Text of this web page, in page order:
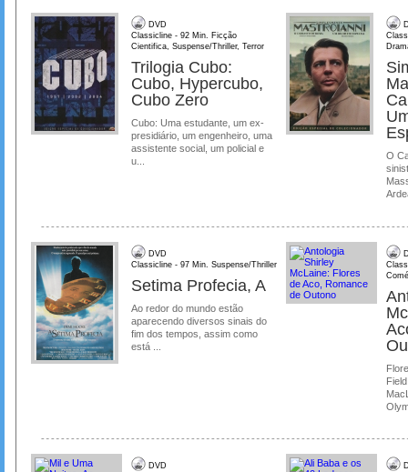
DVD
Classicline - 92 Min. Ficção
Cientifica, Suspense/Thriller, Terror
Trilogia Cubo:
Cubo, Hypercubo,
Cubo Zero
Cubo: Uma estudante, um ex-
presidiário, um engenheiro, uma
assistente social, um policial e
u...
O
DVD
Classicline - 97 Min. Suspense/Thriller
Setima Profecia, A
Ao redor do mundo estão
aparecendo diversos sinais do
fim dos tempos, assim como
está ...
DVD